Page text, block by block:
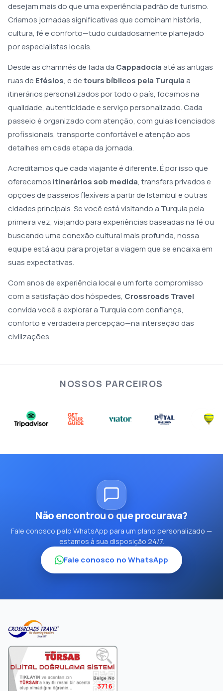
desejam mais do que uma experiência padrão de turismo.
Criamos jornadas significativas que combinam história,
cultura, fé e conforto—tudo cuidadosamente planejado
por especialistas locais.
Desde as chaminés de fada da Cappadociaaté as antigas
ruas de Efésios, e detours bíblicos pela Turquiaa
itinerários personalizados por todo o país, focamos na
qualidade, autenticidade e serviço personalizado. Cada
passeio é organizado com atenção, com guias licenciados
profissionais, transporte confortável e atenção aos
detalhes em cada etapa da jornada.
Acreditamos que cada viajante é diferente. É por isso que
oferecemos itinerários sob medida, transfers privados e
opções de passeios flexíveis a partir de Istambul e outras
cidades principais. Se você está visitando a Turquia pela
primeira vez, viajando para experiências baseadas na fé ou
buscando uma conexão cultural mais profunda, nossa
equipe está aqui para projetar a viagem que se encaixa em
suas expectativas.
Com anos de experiência local e um forte compromisso
com a satisfação dos hóspedes, Crossroads Travel
convida você a explorar a Turquia com confiança,
conforto e verdadeira percepção—na interseção das
civilizações.
NOSSOS PARCEIROS
Não encontrou o que procurava?
Fale conosco pelo WhatsApp para um plano personalizado —
estamos à sua disposição 24/7.
Fale conosco no WhatsApp
3716